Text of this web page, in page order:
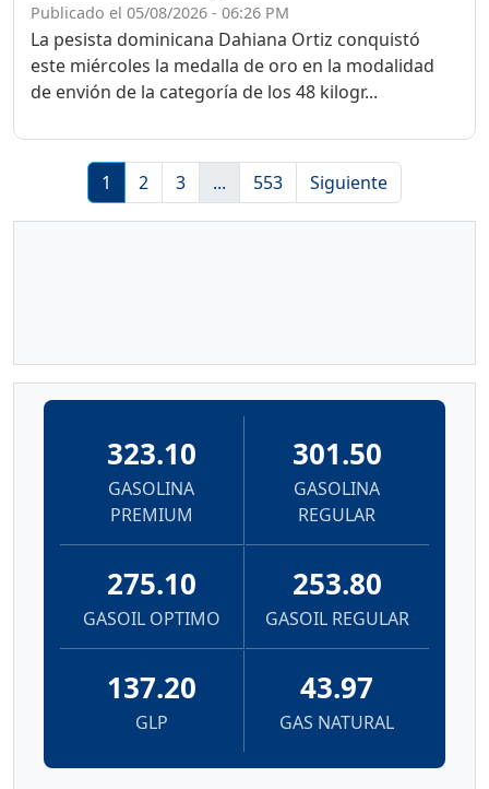
Publicado el 05/08/2026 - 06:26 PM
La pesista dominicana Dahiana Ortiz conquistó
este miércoles la medalla de oro en la modalidad
de envión de la categoría de los 48 kilogr...
1 2 3 ... 553 Siguiente
323.10
GASOLINA
PREMIUM
301.50
GASOLINA
REGULAR
275.10
GASOIL OPTIMO
253.80
GASOIL REGULAR
137.20
GLP
43.97
GAS NATURAL